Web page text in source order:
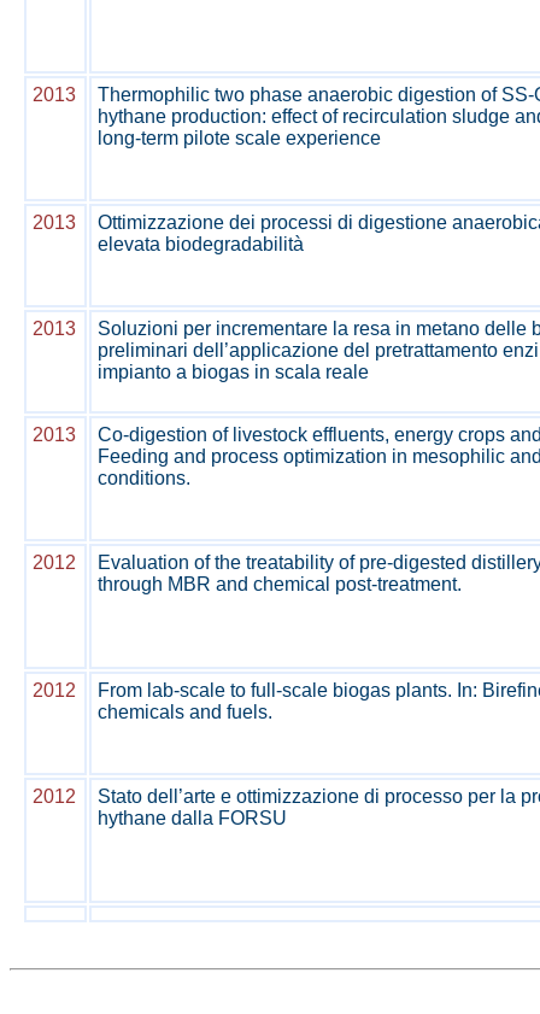
2013
Thermophilic two phase anaerobic digestion of SS-
hythane production: effect of recirculation sludge
long-term pilote scale experience
2013
Ottimizzazione dei processi di digestione
elevata biodegradabilità
2013
Soluzioni per incrementare la resa in metano delle
preliminari dell’applicazione del pretrattamento
impianto a biogas in scala reale
2013
Co-digestion of livestock effluents, energy crops
Feeding and process optimization in mesophilic
conditions.
2012
Evaluation of the treatability of pre-digested
through MBR and chemical post-treatment.
2012
From lab-scale to full-scale biogas plants. In:
chemicals and fuels.
2012
Stato dell’arte e ottimizzazione di processo per la
hythane dalla FORSU